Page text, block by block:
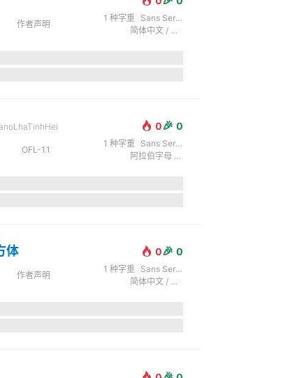
作者声明
1 种字重
Sans Serif / 无衬线
简体中文 / 拉丁字母 (英) / 西里尔字母 (俄)
0🎉 0
OFL-1.1
1 种字重
Sans Serif / 无衬线
阿拉伯字母 / 拉丁字母 (英) / 西里尔字母 (俄) / 希腊文
体 0🎉 0
作者声明
1 种字重
Sans Serif / 无衬线
简体中文 / 拉丁字母 (英)